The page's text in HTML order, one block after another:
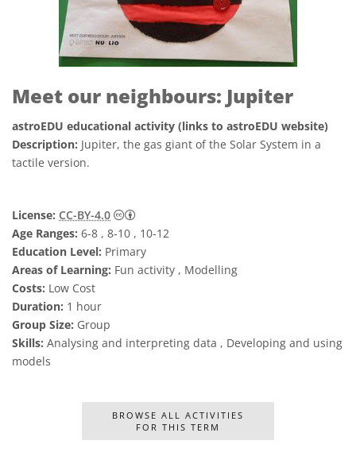
Meet our neighbours: Jupiter
astroEDU educational activity (links to astroEDU website)
Description: Jupiter, the gas giant of the Solar System in a
tactile version.
License: CC-BY-4.0
Creative Commons 姓名標示 4.0 國際 (CC
Age Ranges: 6-8 , 8-10 , 10-12
Education Level: Primary
Areas of Learning: Fun activity , Modelling
Costs: Low Cost
Duration: 1 hour
Group Size: Group
Skills: Analysing and interpreting data , Developing and using
models
BROWSE ALL ACTIVITIES
FOR THIS TERM